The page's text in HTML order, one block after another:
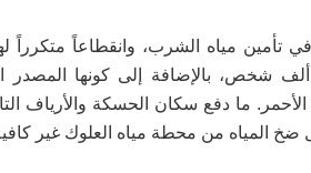
مياه الشرب، وانقطاعاً متكرراً
"علوك" للمياه التي تُعدّ المصدر الوحيد لمياه الشرب لحوالي 800 ألف شخص،
ما دفع سكان الحسكة والأرياف
ضخ المياه من محطة مياه العلوك غير